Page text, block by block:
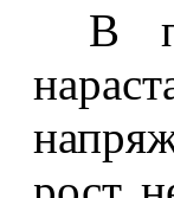
В